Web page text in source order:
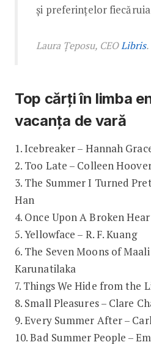
și preferințelor fiecăruia
Laura Țeposu, CEOLibris.
Top cărți în limba
vacanța de vară
1. Icebreaker – Hannah
2. Too Late – Colleen
3. The Summer I Turned
Han
4. Once Upon A Broken
5. Yellowface – R. F. Kuang
6. The Seven Moons of
Karunatilaka
7. Things We Hide from the
8. Small Pleasures – Clare
9. Every Summer After –
10. Bad Summer People –